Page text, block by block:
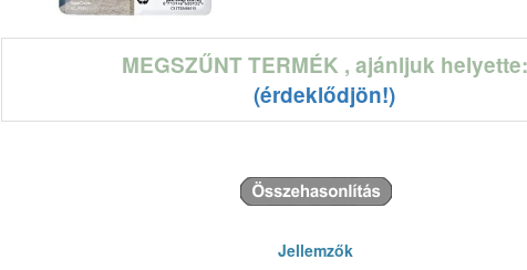
MEGSZŰNT TERMÉK , ajánljuk helyette:
(érdeklődjön!)
Jellemzők